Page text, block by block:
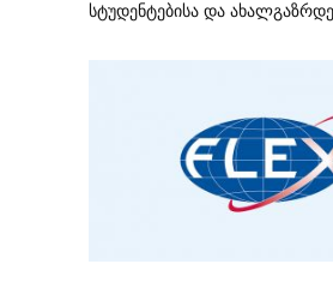
სტუდენტებისა და